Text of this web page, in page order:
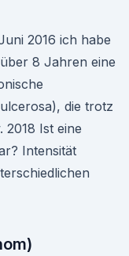
2016 ich habe
8 Jahren eine
die trotz
Ist eine
Intensität